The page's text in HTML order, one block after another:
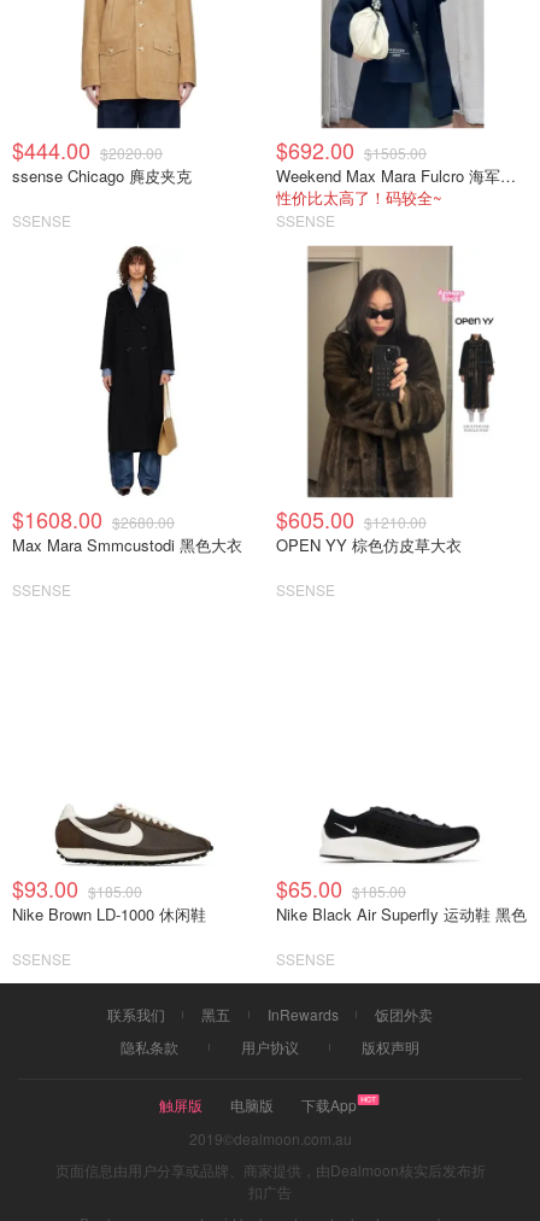
$444.00 $2020.00
ssense Chicago 麂皮夹克
SSENSE
$692.00 $1505.00
Weekend Max Mara Fulcro 海军蓝围巾外套
性价比太高了！码较全~
SSENSE
$1608.00 $2680.00
Max Mara Smmcustodi 黑色大衣
SSENSE
$605.00 $1210.00
OPEN YY 棕色仿皮草大衣
SSENSE
$93.00 $185.00
Nike Brown LD-1000 休闲鞋
SSENSE
$65.00 $185.00
Nike Black Air Superfly 运动鞋 黑色
SSENSE
联系我们 黑五 InRewards
饭团外卖
隐私条款
用户协议 版权声明
触屏版 电脑版
下载App
2019©dealmoon.com.au
页面信息由用户分享或品牌、商家提供，由Dealmoon核实后发布折
扣广告